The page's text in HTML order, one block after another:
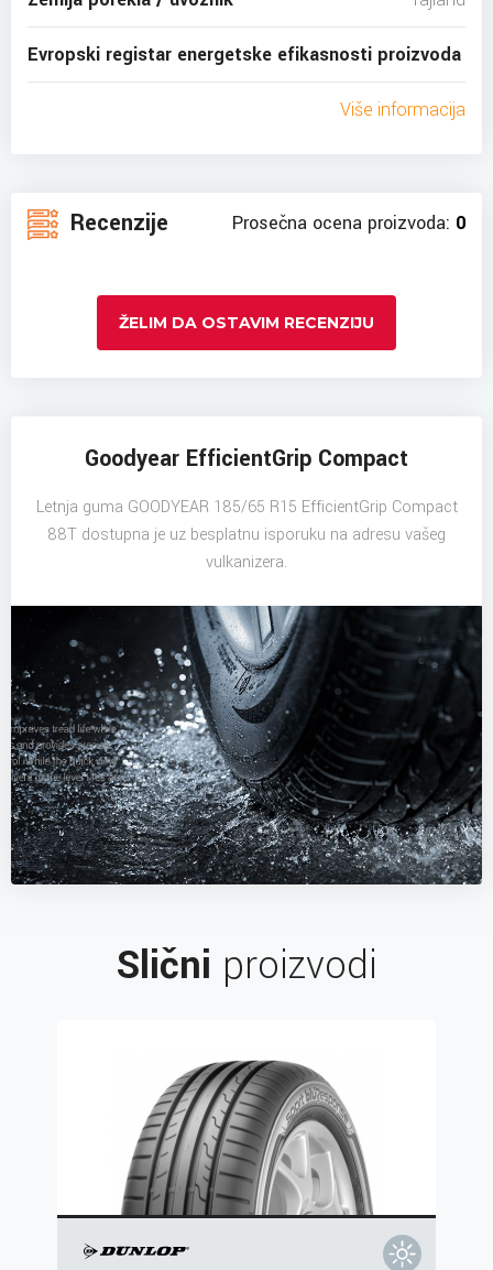
Evropski registar energetske efikasnosti proizvoda
Više informacija
Recenzije Prosečna ocena proizvoda: 0
ŽELIM DA OSTAVIM RECENZIJU
Goodyear EfficientGrip Compact
Letnja guma GOODYEAR 185/65 R15 EfficientGrip Compact
88T dostupna je uz besplatnu isporuku na adresu vašeg
vulkanizera.
Slični proizvodi